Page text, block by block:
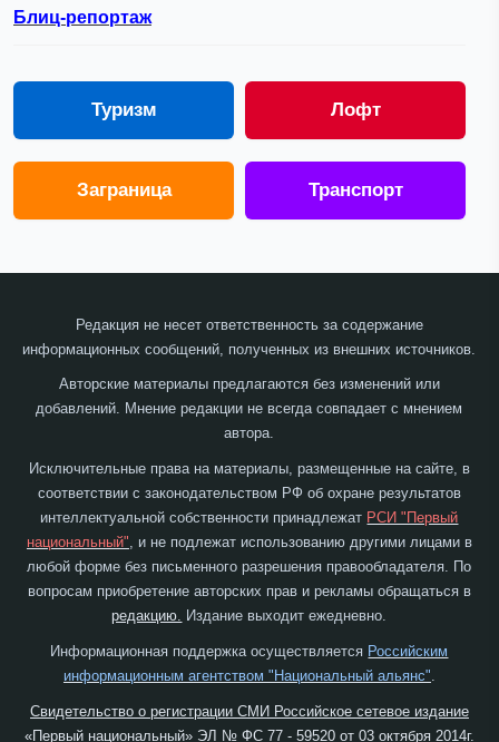
Блиц-репортаж
Туризм Лофт
Заграница Транспорт
Редакция не несет ответственность за содержание
информационных сообщений, полученных из внешних источников.
Авторские материалы предлагаются без изменений или
добавлений. Мнение редакции не всегда совпадает с мнением
автора.
Исключительные права на материалы, размещенные на сайте, в
соответствии с законодательством РФ об охране результатов
интеллектуальной собственности принадлежат РСИ "Первый
национальный", и не подлежат использованию другими лицами в
любой форме без письменного разрешения правообладателя. По
вопросам приобретение авторских прав и рекламы обращаться в
редакцию. Издание выходит ежедневно.
Информационная поддержка осуществляется Российским
информационным агентством "Национальный альянс"
Свидетельство о регистрации СМИ Российское сетевое издание
«Первый национальный» ЭЛ № ФС 77 - 59520 от 03 октября 2014г.